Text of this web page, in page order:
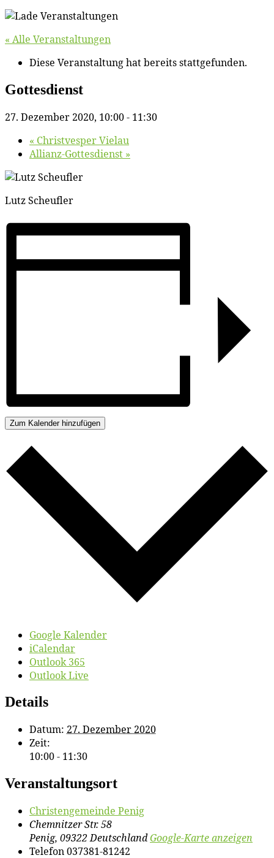
« Alle Veranstaltungen
Diese Veranstaltung hat bereits stattgefunden.
Got­tes­dienst
27. Dezember 2020, 10:00- 11:30
« Christ­ves­per Vielau
Al­li­anz-Got­tes­dienst »
Lutz Scheuf­ler
Zum Kalender hinzufügen
Google Kalender
iCalendar
Outlook 365
Outlook Live
Details
Datum: 27. Dezember 2020
Zeit:
10:00 - 11:30
Veranstaltungsort
Chris­ten­ge­mein­de Penig
Chemnitzer Str. 58
Penig, 09322DeutschlandGoogle-Karte anzeigen
Telefon037381-81242